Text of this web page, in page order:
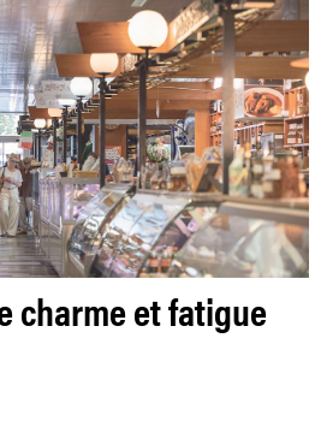
charme et fatigue